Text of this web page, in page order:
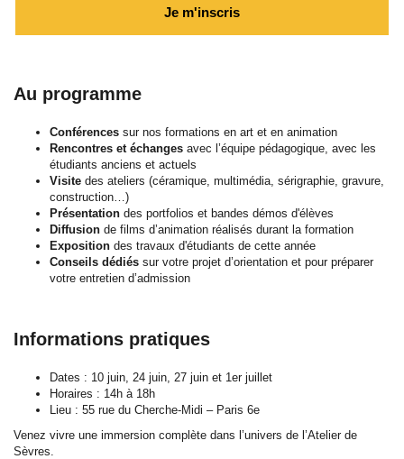
Je m'inscris
Au programme
Conférences sur nos formations en art et en animation
Rencontres et échanges avec l’équipe pédagogique, avec les
étudiants anciens et actuels
Visite des ateliers (céramique, multimédia, sérigraphie, gravure,
construction…)
Présentation des portfolios et bandes démos d'élèves
Diffusion de films d’animation réalisés durant la formation
Exposition des travaux d'étudiants de cette année
Conseils dédiés sur votre projet d’orientation et pour préparer
votre entretien d’admission
Informations pratiques
Dates : 10 juin, 24 juin, 27 juin et 1er juillet
Horaires : 14h à 18h
Lieu : 55 rue du Cherche-Midi – Paris 6e
Venez vivre une immersion complète dans l’univers de l’Atelier de
Sèvres.